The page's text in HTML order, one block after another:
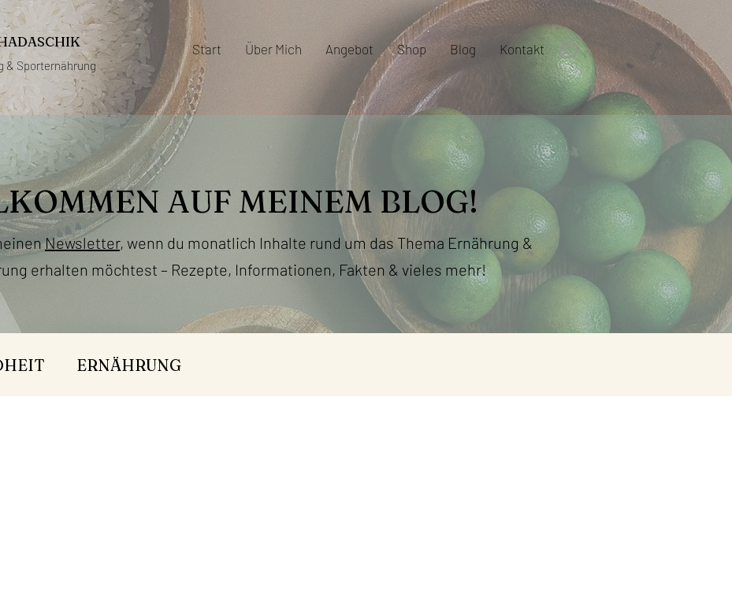
& Sporternährung
Start Über Mich Angebot Shop Blog Kontakt
AUF MEINEM BLOG!
Newsletter, wenn du monatlich Inhalte rund um das Thema Ernährung &
erhalten möchtest – Rezepte, Informationen, Fakten & vieles mehr!
ERNÄHRUNG